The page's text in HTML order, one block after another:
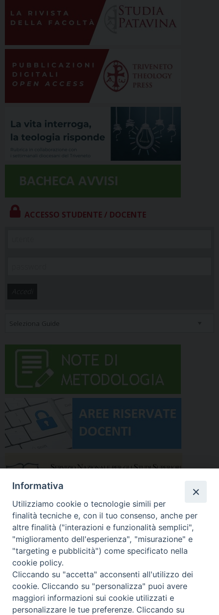
ACCESSO STUDENTE / DOCENTE
Copyright © Facoltà del Triveneto
Facoltà Teologica del Triveneto
Informativa
Utilizziamo cookie o tecnologie simili per
finalità tecniche e, con il tuo consenso, anche per
altre finalità ("interazioni e funzionalità semplici",
"miglioramento dell'esperienza", "misurazione" e
"targeting e pubblicità") come specificato nella
cookie policy.
Cliccando su "accetta" acconsenti all'utilizzo dei
cookie. Cliccando su "personalizza" puoi avere
maggiori informazioni sui cookie utilizzati e
personalizzare le tue preferenze. Cliccando su